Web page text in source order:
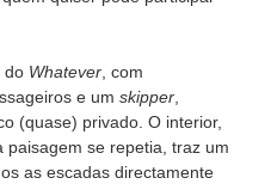
do Whatever, com
e um skipper,
(quase) privado. O interior,
se repetia, traz um
as escadas directamente